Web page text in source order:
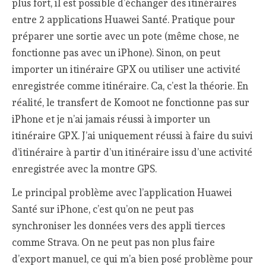
plus fort, il est possible d’échanger des itinéraires
entre 2 applications Huawei Santé. Pratique pour
préparer une sortie avec un pote (même chose, ne
fonctionne pas avec un iPhone). Sinon, on peut
importer un itinéraire GPX ou utiliser une activité
enregistrée comme itinéraire. Ca, c’est la théorie. En
réalité, le transfert de Komoot ne fonctionne pas sur
iPhone et je n’ai jamais réussi à importer un
itinéraire GPX. J’ai uniquement réussi à faire du suivi
d’itinéraire à partir d’un itinéraire issu d’une activité
enregistrée avec la montre GPS.
Le principal problème avec l’application Huawei
Santé sur iPhone, c’est qu’on ne peut pas
synchroniser les données vers des appli tierces
comme Strava. On ne peut pas non plus faire
d’export manuel, ce qui m’a bien posé problème pour